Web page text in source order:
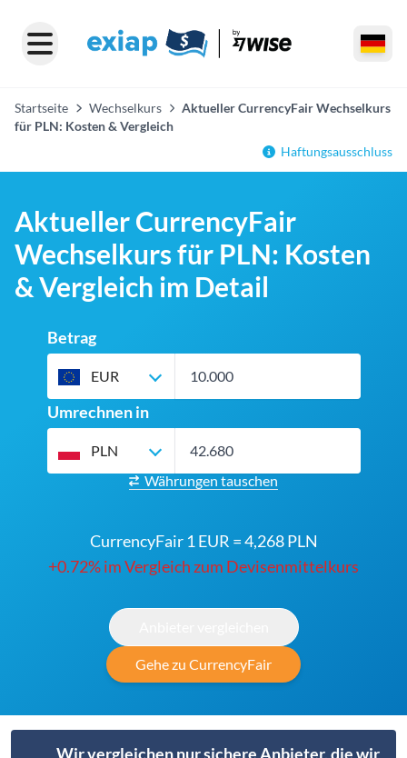
Startseite Wechselkurs
Aktueller CurrencyFair Wechselkurs
für PLN: Kosten & Vergleich
Haftungsausschluss
Aktueller CurrencyFair
Wechselkurs für PLN: Kosten
& Vergleich im Detail
Betrag
EUR
Umrechnen in
PLN
Währungen tauschen
CurrencyFair 1 EUR = 4,268 PLN
+0.72% im Vergleich zum Devisenmittelkurs
Gehe zu CurrencyFair
Wir vergleichen nur sichere Anbieter, die wir